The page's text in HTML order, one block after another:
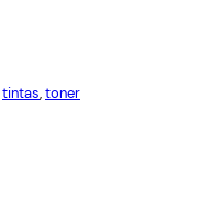
tintas, toner